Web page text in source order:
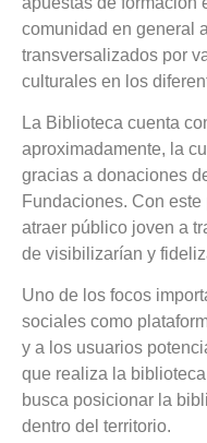
comunidad en general
transversalizados por
culturales en los
La Biblioteca cuenta
aproximadamente, la
gracias a donaciones
Fundaciones. Con
atraer público joven a
de visibilizarían y
Uno de los focos
sociales como
y a los usuarios
que realiza la
busca posicionar la
dentro del territorio.